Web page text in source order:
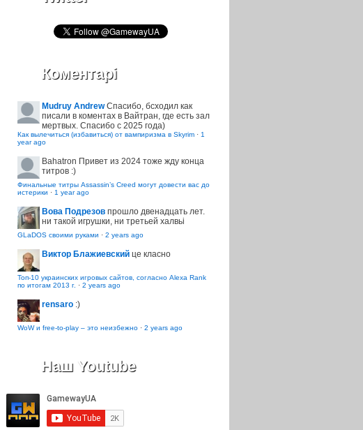
Коментарі
Mudruy Andrew Спасибо, бсходил как
писали в коментах в Вайтран, где есть зал
мертвых. Спасибо с 2025 года)
Как вылечиться (избавиться) от вампиризма в Skyrim · 1
year ago
Bahatron Привет из 2024 тоже жду конца
титров :)
Финальные титры Assassin’s Creed могут довести вас до
истерики · 1 year ago
Вова Подрезов прошло двенадцать лет.
ни такой игрушки, ни третьей халвьі
GLaDOS своими руками · 2 years ago
Виктор Блажиевский це класно
Топ-10 украинских игровых сайтов, согласно Alexa Rank
по итогам 2013 г. · 2 years ago
rensaro :)
WoW и free-to-play – это неизбежно · 2 years ago
Наш Youtube